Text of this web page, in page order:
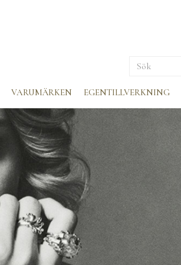
VARUMÄRKEN EGENTILLVERKNING